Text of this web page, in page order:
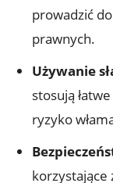
prowadzić
prawnych.
Używanie
stosują
ryzyko
korzystające